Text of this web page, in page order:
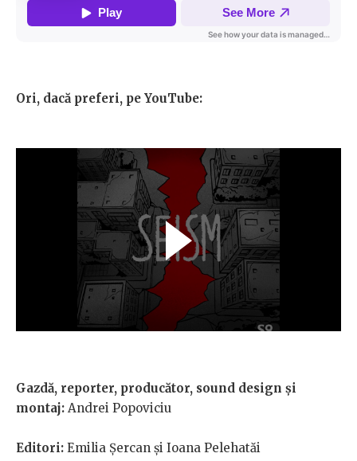
Ori, dacă preferi, pe YouTube:
Gazdă, reporter, producător, sound design și
montaj: Andrei Popoviciu
Editori: Emilia Șercan și Ioana Pelehatăi